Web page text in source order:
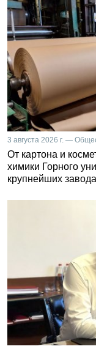
3 августа 2026 г. —
От картона и
химики Горного
крупнейших